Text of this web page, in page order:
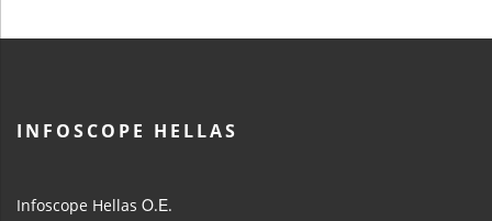
INFOSCOPE HELLAS
Infoscope Hellas Ο.Ε.